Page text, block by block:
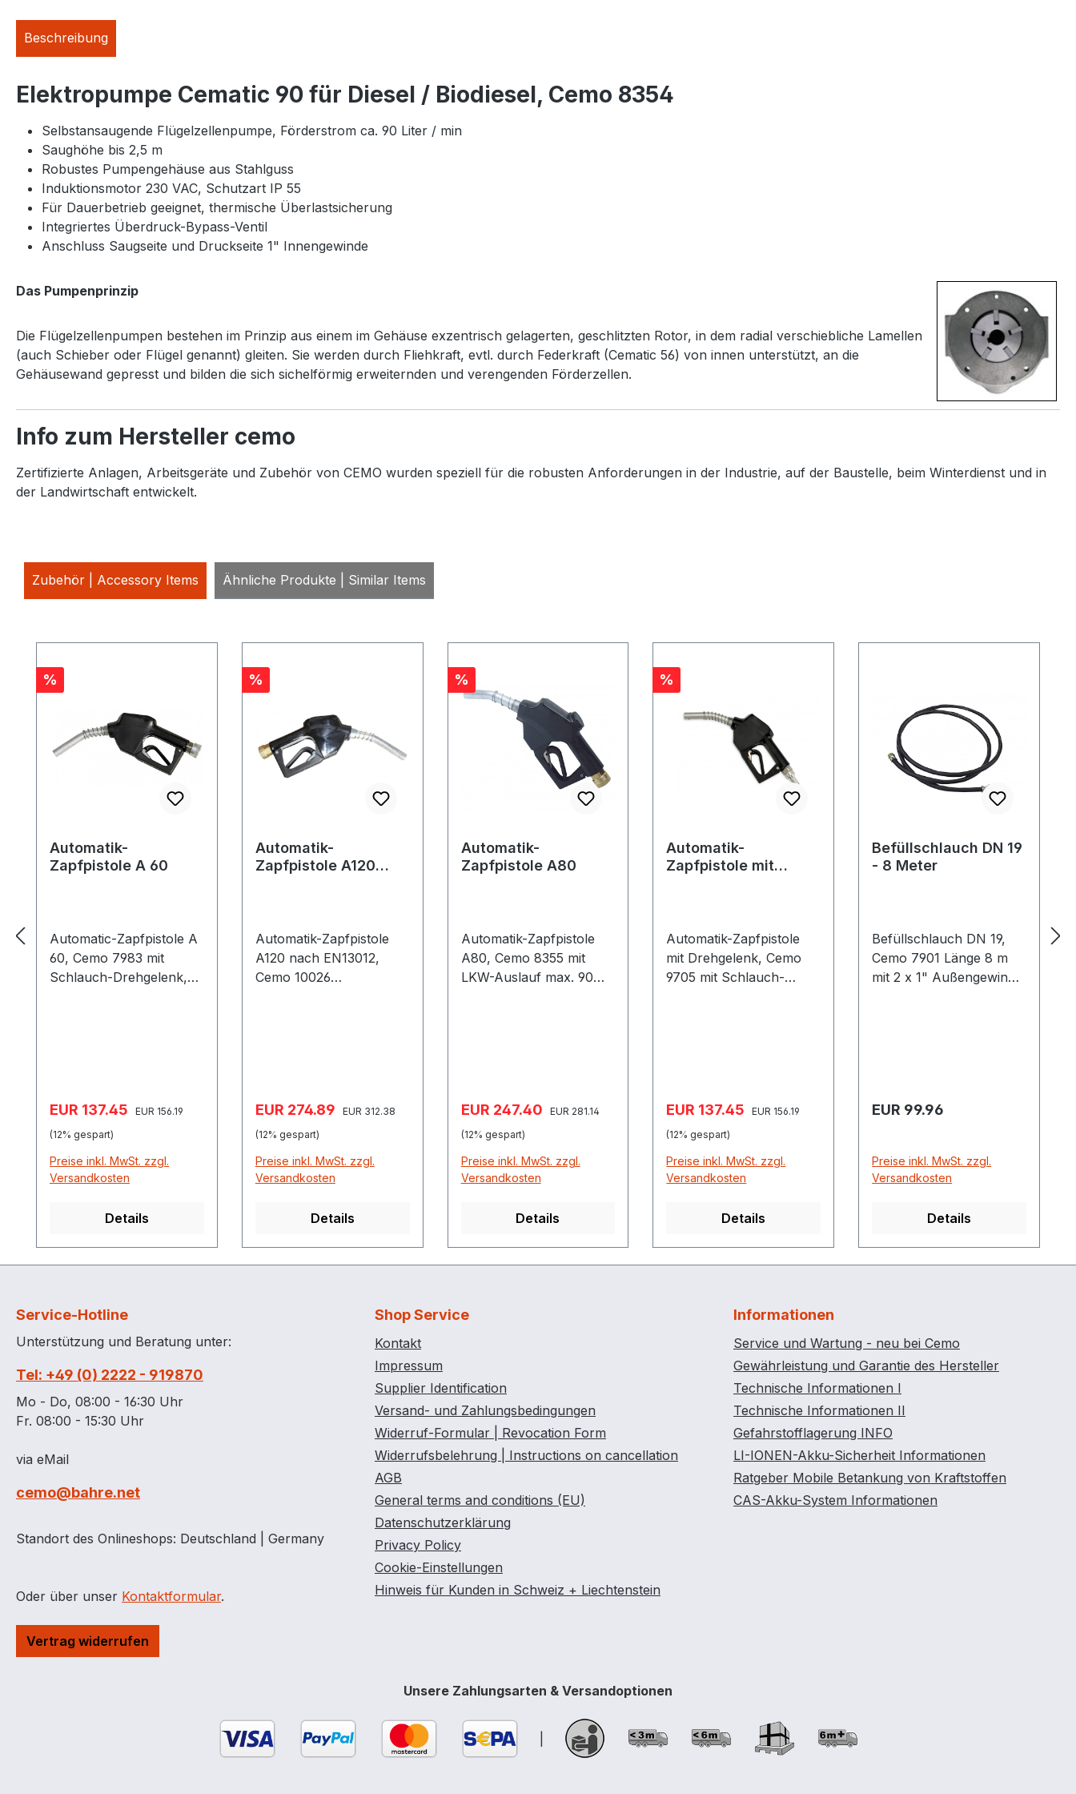
Beschreibung
Elektropumpe Cematic 90 für Diesel / Biodiesel, Cemo 8354
Selbstansaugende Flügelzellenpumpe, Förderstrom ca. 90 Liter / min
Saughöhe bis 2,5 m
Robustes Pumpengehäuse aus Stahlguss
Induktionsmotor 230 VAC, Schutzart IP 55
Für Dauerbetrieb geeignet, thermische Überlastsicherung
Integriertes Überdruck-Bypass-Ventil
Anschluss Saugseite und Druckseite 1" Innengewinde
Das Pumpenprinzip
Die Flügelzellenpumpen bestehen im Prinzip aus einem im Gehäuse exzentrisch gelagerten, geschlitzten Rotor, in dem radial verschiebliche Lamellen
(auch Schieber oder Flügel genannt) gleiten. Sie werden durch Fliehkraft, evtl. durch Federkraft (Cematic 56) von innen unterstützt, an die
Gehäusewand gepresst und bilden die sich sichelförmig erweiternden und verengenden Förderzellen.
Info zum Hersteller cemo
Zertifizierte Anlagen, Arbeitsgeräte und Zubehör von CEMO wurden speziell für die robusten Anforderungen in der Industrie, auf der Baustelle, beim Winterdienst und in
der Landwirtschaft entwickelt.
Zubehör | Accessory Items Ähnliche Produkte | Similar Items
Rabatt
%
Automatik-
Zapfpistole A 60
Automatic-Zapfpistole A
60, Cemo 7983 mit
Schlauch-Drehgelenk,
Verkaufspreis:
EUR 137.45 Regulärer Preis:
EUR 156.19
(12% gespart)
Preise inkl. MwSt. zzgl.
Versandkosten
Details
Rabatt
%
Automatik-
Zapfpistole A120
Automatik-Zapfpistole
A120 nach EN13012,
Cemo 10026
Verkaufspreis:
EUR 274.89 Regulärer Preis:
EUR 312.38
(12% gespart)
Preise inkl. MwSt. zzgl.
Versandkosten
Details
Rabatt
%
Automatik-
Zapfpistole A80
Automatik-Zapfpistole
A80, Cemo 8355 mit
LKW-Auslauf max. 90
Verkaufspreis:
EUR 247.40 Regulärer Preis:
EUR 281.14
(12% gespart)
Preise inkl. MwSt. zzgl.
Versandkosten
Details
Rabatt
%
Automatik-
Zapfpistole mit
Automatik-Zapfpistole
mit Drehgelenk, Cemo
9705 mit Schlauch-
Verkaufspreis:
EUR 137.45 Regulärer Preis:
EUR 156.19
(12% gespart)
Preise inkl. MwSt. zzgl.
Versandkosten
Details
Befüllschlauch DN 19
- 8 Meter
Befüllschlauch DN 19,
Cemo 7901 Länge 8 m
mit 2 x 1" Außengewinde
Regulärer Preis:
EUR 99.96
Preise inkl. MwSt. zzgl.
Versandkosten
Details
Service-Hotline
Unterstützung und Beratung unter:
Tel: +49 (0) 2222 - 919870
Mo - Do, 08:00 - 16:30 Uhr
Fr. 08:00 - 15:30 Uhr
via eMail
cemo@bahre.net
Standort des Onlineshops: Deutschland | Germany
Oder über unser Kontaktformular.
Vertrag widerrufen
Shop Service
Kontakt
Impressum
Supplier Identification
Versand- und Zahlungsbedingungen
Widerruf-Formular | Revocation Form
Widerrufsbelehrung | Instructions on cancellation
AGB
General terms and conditions (EU)
Datenschutzerklärung
Privacy Policy
Cookie-Einstellungen
Hinweis für Kunden in Schweiz + Liechtenstein
Informationen
Service und Wartung - neu bei Cemo
Gewährleistung und Garantie des Hersteller
Technische Informationen I
Technische Informationen II
Gefahrstofflagerung INFO
LI-IONEN-Akku-Sicherheit Informationen
Ratgeber Mobile Betankung von Kraftstoffen
CAS-Akku-System Informationen
Unsere Zahlungsarten & Versandoptionen